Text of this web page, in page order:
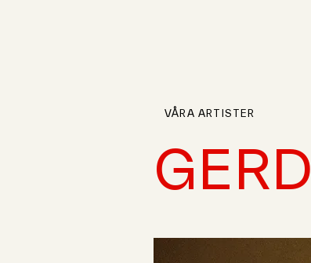
VÅRA ARTISTER
GERD